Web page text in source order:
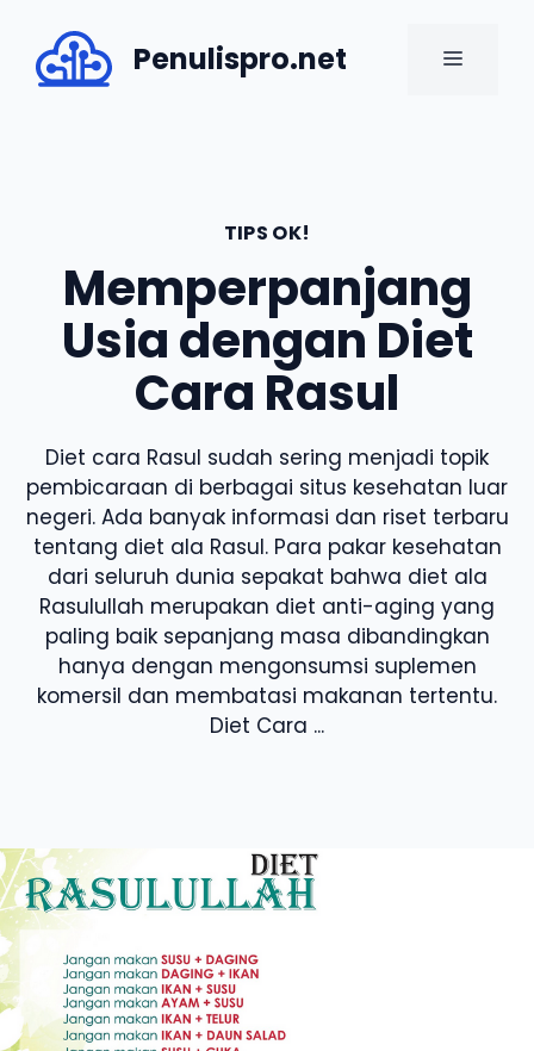
content
Penulispro.net MENU
TIPS OK!
Memperpanjang
Usia dengan Diet
Cara Rasul
Diet cara Rasul sudah sering menjadi topik
pembicaraan di berbagai situs kesehatan luar
negeri. Ada banyak informasi dan riset terbaru
tentang diet ala Rasul. Para pakar kesehatan
dari seluruh dunia sepakat bahwa diet ala
Rasulullah merupakan diet anti-aging yang
paling baik sepanjang masa dibandingkan
hanya dengan mengonsumsi suplemen
komersil dan membatasi makanan tertentu.
Diet Cara ...